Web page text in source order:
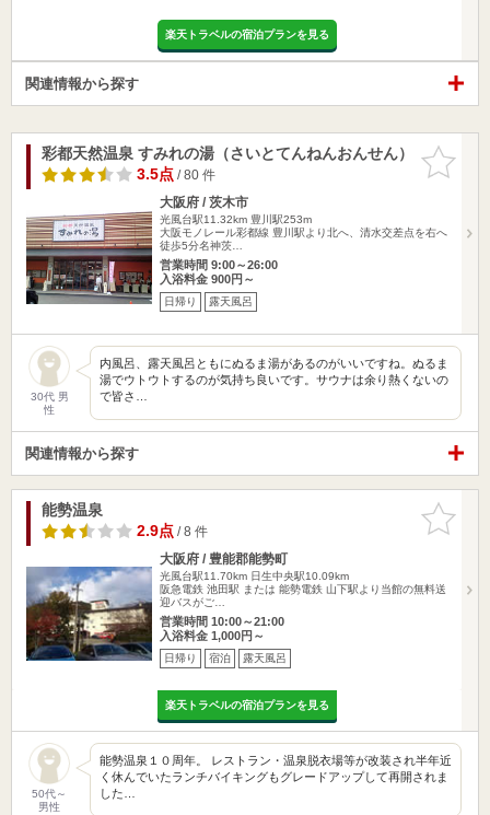
楽天トラベルの宿泊プランを見る
関連情報から探す
お気に入
りに追加
彩都天然温泉 すみれの湯（さいとてんねんおんせん）
3.5点/ 80 件
大阪府 / 茨木市
光風台駅11.32km 豊川駅253m
大阪モノレール彩都線 豊川駅より北へ、清水交差点を右へ
徒歩5分名神茨…
営業時間 9:00～26:00
入浴料金 900円～
日帰り 露天風呂
30代 男
性
内風呂、露天風呂ともにぬるま湯があるのがいいですね。ぬるま
湯でウトウトするのが気持ち良いです。サウナは余り熱くないの
で皆さ…
関連情報から探す
お気に入
りに追加
能勢温泉
2.9点/ 8 件
大阪府 / 豊能郡能勢町
光風台駅11.70km 日生中央駅10.09km
阪急電鉄 池田駅 または 能勢電鉄 山下駅より当館の無料送
迎バスがご…
営業時間 10:00～21:00
入浴料金 1,000円～
日帰り 宿泊 露天風呂
楽天トラベルの宿泊プランを見る
50代～
男性
能勢温泉１０周年。 レストラン・温泉脱衣場等が改装され半年近
く休んでいたランチバイキングもグレードアップして再開されま
した…